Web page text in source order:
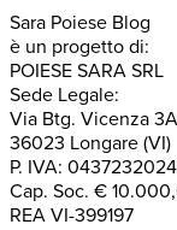
Sara Poiese Blog
è un progetto di:
POIESE SARA SRL
Sede Legale:
Via Btg. Vicenza 3A
36023 Longare (VI)
P. IVA:
Cap. Soc. €
REA VI-399197